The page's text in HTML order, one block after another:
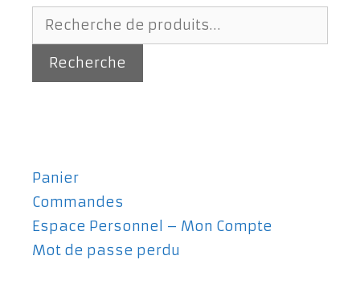
Recherche
pour :
Recherche
Panier
Commandes
Espace Personnel – Mon Compte
Mot de passe perdu